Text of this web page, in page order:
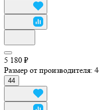
5 180 ₽
Размер от производителя:
44